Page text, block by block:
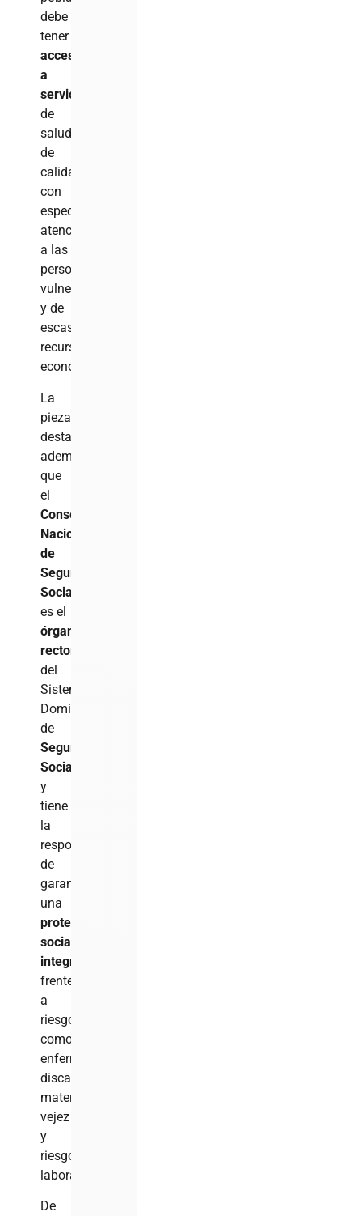
debe
tener
acceso
a
servicios
de
salud
de
calidad,
con
especial
atención
a las
personas
vulnerables
y de
escasos
recursos
económicos.
La
pieza
destaca
además
que
el
Consejo
Nacional
de
Seguridad
Social
es el
órgano
rector
del
Sistema
Dominicano
de
Seguridad
Social
y
tiene
la
responsabilidad
de
garantizar
una
protección
social
integral
frente
a
riesgos
como
enfermedades,
discapacidad,
maternidad,
vejez
y
riesgos
laborales.
De